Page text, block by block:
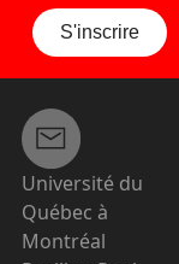
S'inscrire
Université du
Québec à
Montréal